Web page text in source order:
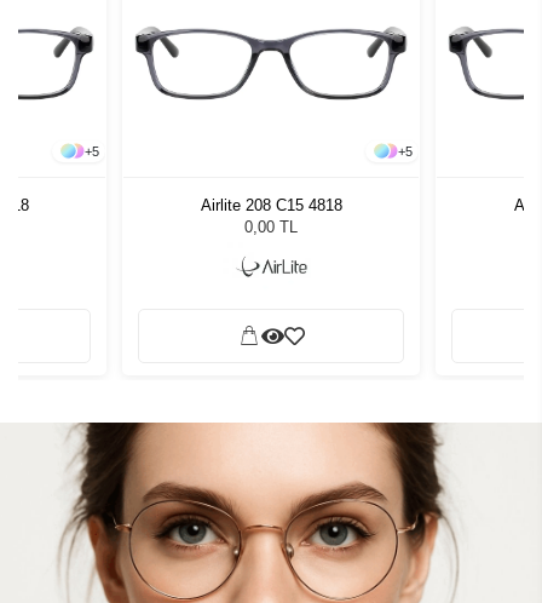
+5 +5
Airlite 208 C15 4818
0,00 TL